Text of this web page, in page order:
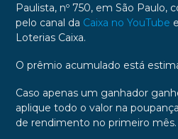
Paulista, nº 750, em São Paulo,
pelo canal da Caixa no YouTube
Loterias Caixa.
O prêmio acumulado está
Caso apenas um ganhador
aplique todo o valor na
de rendimento no primeiro mês.